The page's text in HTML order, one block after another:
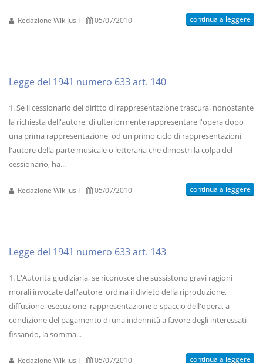
Redazione WikiJus I 05/07/2010 continua a leggere
Legge del 1941 numero 633 art. 140
1. Se il cessionario del diritto di rappresentazione trascura, nonostante
la richiesta dell'autore, di ulteriormente rappresentare l'opera dopo
una prima rappresentazione, od un primo ciclo di rappresentazioni,
l'autore della parte musicale o letteraria che dimostri la colpa del
cessionario, ha...
Redazione WikiJus I 05/07/2010 continua a leggere
Legge del 1941 numero 633 art. 143
1. L'Autorità giudiziaria, se riconosce che sussistono gravi ragioni
morali invocate dall'autore, ordina il divieto della riproduzione,
diffusione, esecuzione, rappresentazione o spaccio dell'opera, a
condizione del pagamento di una indennità a favore degli interessati
fissando, la somma...
Redazione WikiJus I 05/07/2010 continua a leggere